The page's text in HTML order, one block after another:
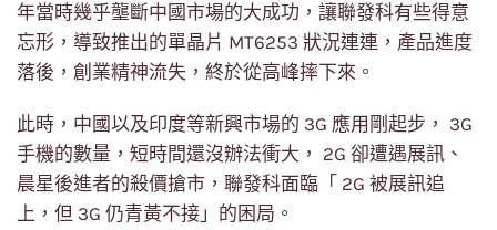
年當時幾乎壟斷中國市場的大成功，讓聯發科有些得意
忘形，導致推出的單晶片 MT6253 狀況連連，產品進度
落後，創業精神流失，終於從高峰摔下來。
此時，中國以及印度等新興市場的 3G 應用剛起步， 3G
手機的數量，短時間還沒辦法衝大， 2G 卻遭遇展訊、
晨星後進者的殺價搶市，聯發科面臨「 2G 被展訊追
上，但 3G 仍青黃不接」的困局。